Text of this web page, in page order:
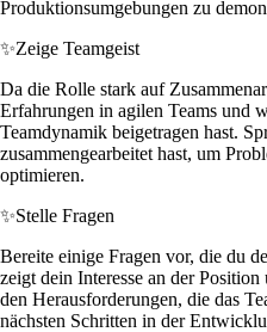
Produktionsumgebungen zu
✨Zeige Teamgeist
Da die Rolle stark auf
Erfahrungen in agilen Teams und
Teamdynamik beigetragen hast.
zusammengearbeitet hast, um
optimieren.
✨Stelle Fragen
Bereite einige Fragen vor, die du
zeigt dein Interesse an der
den Herausforderungen, die das
nächsten Schritten in der